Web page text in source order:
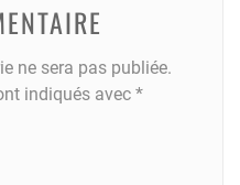
ne sera pas publiée.
indiqués avec *